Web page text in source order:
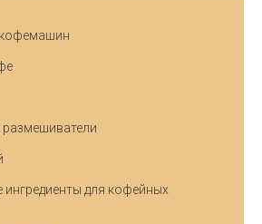
размешиватели
для кофейных